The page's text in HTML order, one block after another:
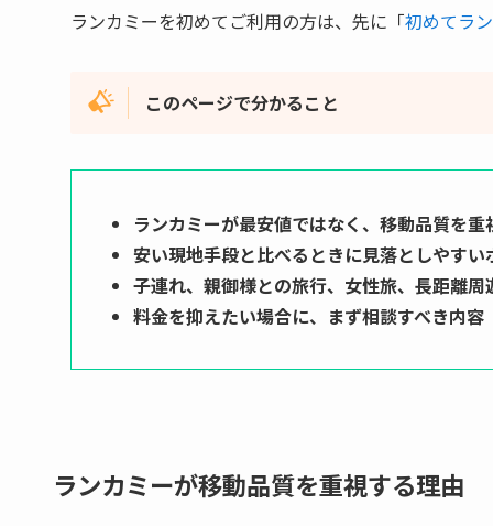
ランカミーを初めてご利用の方は、先に「初めてラ
このページで分かること
ランカミーが最安値ではなく、移動品質を
安い現地手段と比べるときに見落としやすい
子連れ、親御様との旅行、女性旅、長距離
料金を抑えたい場合に、まず相談すべき内容
ランカミーが移動品質を重視する理由